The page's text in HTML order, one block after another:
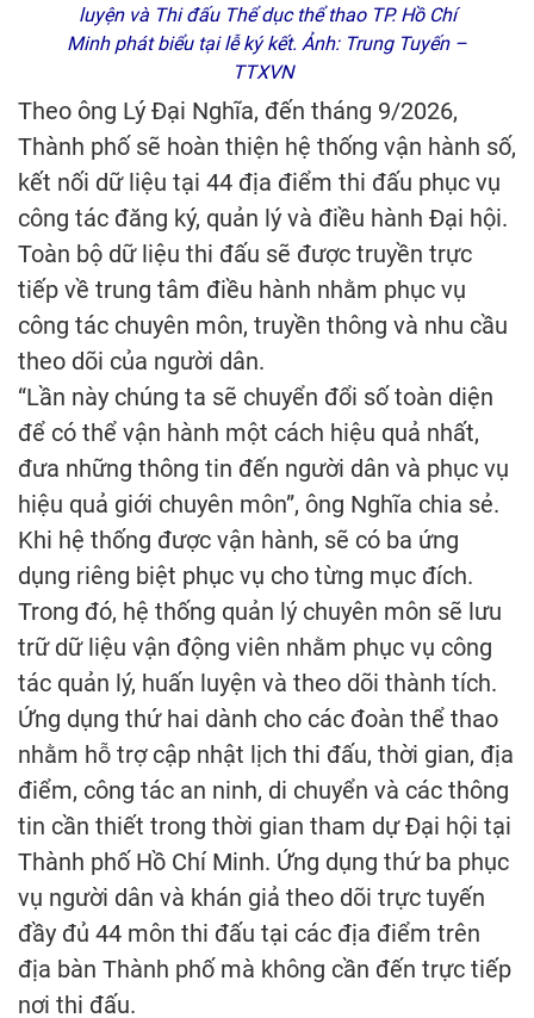
luyện và Thi đấu Thể dục thể thao TP. Hồ Chí
Minh phát biểu tại lễ ký kết. Ảnh: Trung Tuyến –
TTXVN
Theo ông Lý Đại Nghĩa, đến tháng 9/2026,
Thành phố sẽ hoàn thiện hệ thống vận hành số,
kết nối dữ liệu tại 44 địa điểm thi đấu phục vụ
công tác đăng ký, quản lý và điều hành Đại hội.
Toàn bộ dữ liệu thi đấu sẽ được truyền trực
tiếp về trung tâm điều hành nhằm phục vụ
công tác chuyên môn, truyền thông và nhu cầu
theo dõi của người dân.
“Lần này chúng ta sẽ chuyển đổi số toàn diện
để có thể vận hành một cách hiệu quả nhất,
đưa những thông tin đến người dân và phục vụ
hiệu quả giới chuyên môn”, ông Nghĩa chia sẻ.
Khi hệ thống được vận hành, sẽ có ba ứng
dụng riêng biệt phục vụ cho từng mục đích.
Trong đó, hệ thống quản lý chuyên môn sẽ lưu
trữ dữ liệu vận động viên nhằm phục vụ công
tác quản lý, huấn luyện và theo dõi thành tích.
Ứng dụng thứ hai dành cho các đoàn thể thao
nhằm hỗ trợ cập nhật lịch thi đấu, thời gian, địa
điểm, công tác an ninh, di chuyển và các thông
tin cần thiết trong thời gian tham dự Đại hội tại
Thành phố Hồ Chí Minh. Ứng dụng thứ ba phục
vụ người dân và khán giả theo dõi trực tuyến
đầy đủ 44 môn thi đấu tại các địa điểm trên
địa bàn Thành phố mà không cần đến trực tiếp
nơi thi đấu.